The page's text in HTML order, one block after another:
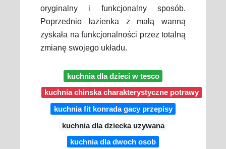
oryginalny i funkcjonalny sposób.
Poprzednio łazienka z małą wanną
zyskała na funkcjonalności przez totalną
zmianę swojego układu.
kuchnia dla dzieci w tesco
kuchnia chinska charakterystyczne potrawy
kuchnia fit konrada gacy przepisy
kuchnia dla dziecka uzywana
kuchnia dla dwoch osob